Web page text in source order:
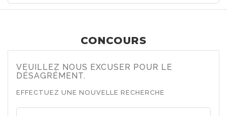
CONCOURS
VEUILLEZ NOUS EXCUSER POUR LE
DÉSAGRÉMENT.
EFFECTUEZ UNE NOUVELLE RECHERCHE